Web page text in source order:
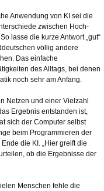
Anwendung von KI sei die
zwischen Hoch-
lasse die kurze Antwort „gut“
völlig andere
Das einfache
des Alltags, bei denen
noch sehr am Anfang.
Netzen und einer Vielzahl
Ergebnis entstanden ist,
sich der Computer selbst
beim Programmieren der
die KI. „Hier greift die
ob die Ergebnisse der
Menschen fehle die